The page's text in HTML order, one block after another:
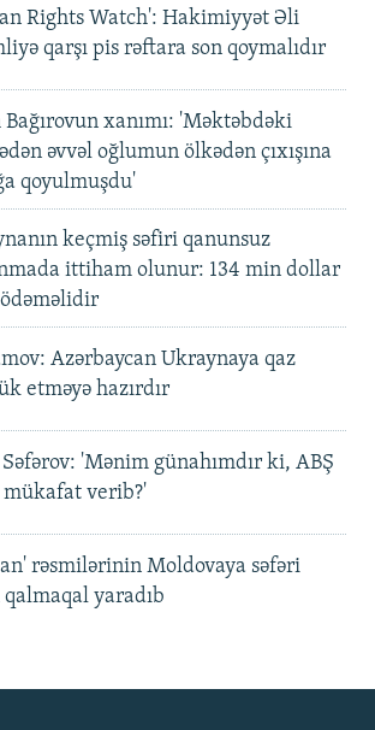
Rights Watch': Hakimiyyət Əli
qarşı pis rəftara son qoymalıdır
xanımı: 'Məktəbdəki
əvvəl oğlumun ölkədən çıxışına
qoyulmuşdu'
keçmiş səfiri qanunsuz
ittiham olunur: 134 min dollar
Azərbaycan Ukraynaya qaz
etməyə hazırdır
'Mənim günahımdır ki, ABŞ
mükafat verib?'
rəsmilərinin Moldovaya səfəri
qalmaqal yaradıb